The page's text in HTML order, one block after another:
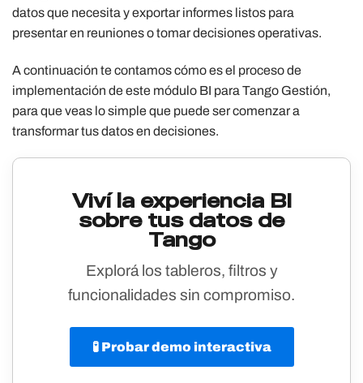
datos que necesita y exportar informes listos para
presentar en reuniones o tomar decisiones operativas.
A continuación te contamos cómo es el proceso de
implementación de este módulo BI para Tango Gestión,
para que veas lo simple que puede ser comenzar a
transformar tus datos en decisiones.
Viví la experiencia BI
sobre tus datos de
Tango
Explorá los tableros, filtros y
funcionalidades sin compromiso.
🧪 Probar demo interactiva